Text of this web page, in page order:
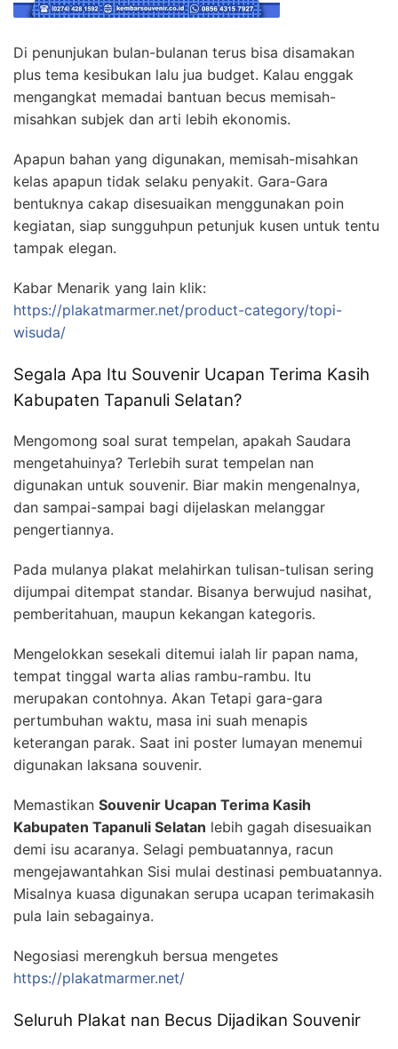
Di penunjukan bulan-bulanan terus bisa disamakan
plus tema kesibukan lalu jua budget. Kalau enggak
mengangkat memadai bantuan becus memisah-
misahkan subjek dan arti lebih ekonomis.
Apapun bahan yang digunakan, memisah-misahkan
kelas apapun tidak selaku penyakit. Gara-Gara
bentuknya cakap disesuaikan menggunakan poin
kegiatan, siap sungguhpun petunjuk kusen untuk tentu
tampak elegan.
Kabar Menarik yang lain klik:
https://plakatmarmer.net/product-category/topi-
wisuda/
Segala Apa Itu Souvenir Ucapan Terima Kasih
Kabupaten Tapanuli Selatan?
Mengomong soal surat tempelan, apakah Saudara
mengetahuinya? Terlebih surat tempelan nan
digunakan untuk souvenir. Biar makin mengenalnya,
dan sampai-sampai bagi dijelaskan melanggar
pengertiannya.
Pada mulanya plakat melahirkan tulisan-tulisan sering
dijumpai ditempat standar. Bisanya berwujud nasihat,
pemberitahuan, maupun kekangan kategoris.
Mengelokkan sesekali ditemui ialah lir papan nama,
tempat tinggal warta alias rambu-rambu. Itu
merupakan contohnya. Akan Tetapi gara-gara
pertumbuhan waktu, masa ini suah menapis
keterangan parak. Saat ini poster lumayan menemui
digunakan laksana souvenir.
Memastikan Souvenir Ucapan Terima Kasih
Kabupaten Tapanuli Selatan lebih gagah disesuaikan
demi isu acaranya. Selagi pembuatannya, racun
mengejawantahkan Sisi mulai destinasi pembuatannya.
Misalnya kuasa digunakan serupa ucapan terimakasih
pula lain sebagainya.
Negosiasi merengkuh bersua mengetes
https://plakatmarmer.net/
Seluruh Plakat nan Becus Dijadikan Souvenir